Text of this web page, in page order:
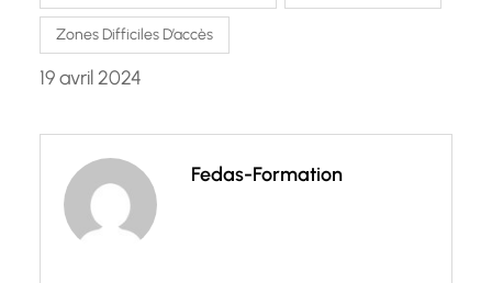
Zones Difficiles D’accès
19 avril 2024
Fedas-Formation